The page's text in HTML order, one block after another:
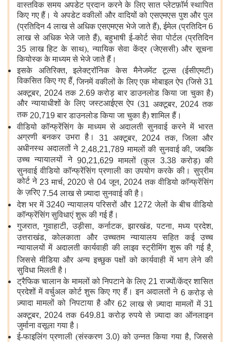
वास्तविक समय अपडेट प्रदान करने के लिए सात प्लेटफ़ॉर्म स्थापित
किए गए हैं। ये अपडेट वकीलों और वादियों को एसएमएस पुश और पुल
(प्रतिदिन4लाख से अधिक एसएमएस भेजे जाते हैं),ईमेल (प्रतिदिन6
लाख से अधिक भेजे जाते हैं),बहुभाषी ई-कोर्ट सेवा पोर्टल (प्रतिदिन
35लाख हिट के साथ),न्यायिक सेवा केंद्र (जेएससी) और सूचना
कियोस्क के माध्यम से भेजे जाते हैं।
इसके अतिरिक्त,इलेक्ट्रॉनिक केस मैनेजमेंट टूल्स (ईसीएमटी)
विकसित किए गए हैं,जिनमें वकीलों के लिए एक मोबाइल ऐप (जिसे 31
अक्टूबर, 2024तक 2.69करोड़ बार डाउनलोड किया जा चुका है)
और न्यायाधीशों के लिए जस्टआईएस ऐप (31 अक्टूबर, 2024तक
तक 20,719बार डाउनलोड किया जा चुका है) शामिल हैं।
वीडियो कॉन्फ्रेंसिंग के माध्यम से अदालती सुनवाई करने में भारत
अग्रणी बनकर उभरा है। 31 अक्टूबर, 2024तक,जिला और
अधीनस्थ अदालतों ने 2,48,21,789मामलों की सुनवाई की,जबकि
उच्च न्यायालयों ने 90,21,629मामलों (कुल 3.38करोड़) की
सुनवाई वीडियो कॉन्फ्रेंसिंग प्रणाली का उपयोग करके की। सुप्रीम
कोर्ट ने23मार्च, 2020से 04जून, 2024तक वीडियो कॉन्फ्रेंसिंग
के ज़रिए 7.54लाख से ज़्यादा सुनवाई की है।
देश भर में3240न्यायालय परिसरों और 1272जेलों के बीच वीडियो
कॉन्फ्रेंसिंग सुविधाएं शुरू की गई हैं।
गुजरात,गुवाहाटी,उड़ीसा,कर्नाटक,झारखंड,पटना,मध्य प्रदेश,
उत्तराखंड,कोलकाता और उच्चतम न्यायालय सहित कई उच्च
न्यायालयों में अदालती कार्यवाही की लाइव स्ट्रीमिंग शुरू की गई है,
जिससे मीडिया और अन्य इच्छुक पक्षों को कार्यवाही में भाग लेने की
सुविधा मिलती है।
ट्रैफिक चालान के मामलों को निपटाने के लिए 21राज्यों/केंद्र शासित
प्रदेशों में वर्चुअल कोर्ट शुरू किए गए हैं। इन अदालतों ने 6करोड़ से
ज़्यादा मामलों को निपटाया है और 62लाख से ज़्यादा मामलों में31
अक्टूबर, 2024तक 649.81करोड़ रुपये से ज़्यादा का ऑनलाइन
जुर्माना वसूला गया है।
ई-फाइलिंग प्रणाली (संस्करण 3.0)को उन्नत किया गया है,जिससे